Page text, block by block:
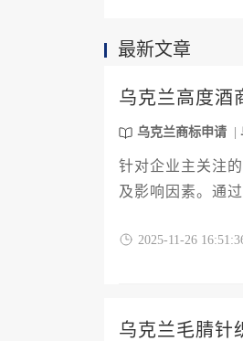
最新文章
乌克兰高度酒
乌克兰商标申请
针对企业主关注
及影响因素。通
申请布局。
2025-11-26
乌克兰毛腈针